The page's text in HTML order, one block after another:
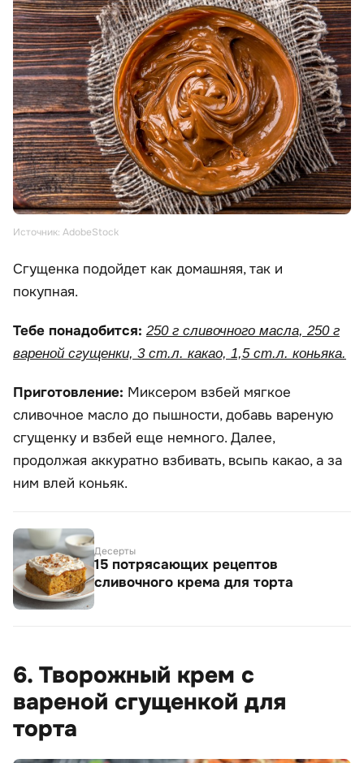
Источник: AdobeStock
Сгущенка подойдет как домашняя, так и
покупная.
Тебе понадобится: 250 г сливочного масла, 250 г
вареной сгущенки, 3 ст.л. какао, 1,5 ст.л. коньяка.
Приготовление: Миксером взбей мягкое
сливочное масло до пышности, добавь вареную
сгущенку и взбей еще немного. Далее,
продолжая аккуратно взбивать, всыпь какао, а за
ним влей коньяк.
Десерты
15 потрясающих рецептов
сливочного крема для торта
6. Творожный крем с
вареной сгущенкой для
торта